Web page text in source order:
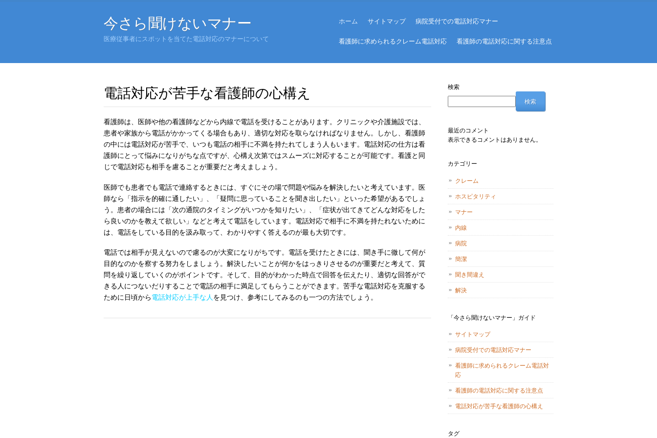
今さら聞けないマナー
医療従事者にスポットを当てた電話対応のマナーについて
Skip to content
ホーム サイトマップ 病院受付での電話対応マナー
看護師に求められるクレーム電話対応 看護師の電話対応に関する注意点
電話対応が苦手な看護師の心構え
看護師は、医師や他の看護師などから内線で電話を受けることがあります。クリニックや介護施設では、
患者や家族から電話がかかってくる場合もあり、適切な対応を取らなければなりません。しかし、看護師
の中には電話対応が苦手で、いつも電話の相手に不満を持たれてしまう人もいます。電話対応の仕方は看
護師にとって悩みになりがちな点ですが、心構え次第ではスムーズに対応することが可能です。看護と同
じで電話対応も相手を慮ることが重要だと考えましょう。
医師でも患者でも電話で連絡するときには、すぐにその場で問題や悩みを解決したいと考えています。医
師なら「指示を的確に通したい」、「疑問に思っていることを聞き出したい」といった希望があるでしょ
う。患者の場合には「次の通院のタイミングがいつかを知りたい」、「症状が出てきてどんな対応をした
ら良いのかを教えて欲しい」などと考えて電話をしています。電話対応で相手に不満を持たれないために
は、電話をしている目的を汲み取って、わかりやすく答えるのが最も大切です。
電話では相手が見えないので慮るのが大変になりがちです。電話を受けたときには、聞き手に徹して何が
目的なのかを察する努力をしましょう。解決したいことが何かをはっきりさせるのが重要だと考えて、質
問を繰り返していくのがポイントです。そして、目的がわかった時点で回答を伝えたり、適切な回答がで
きる人につないだりすることで電話の相手に満足してもらうことができます。苦手な電話対応を克服する
ために日頃から電話対応が上手な人を見つけ、参考にしてみるのも一つの方法でしょう。
検索
検索
最近のコメント
表示できるコメントはありません。
カテゴリー
クレーム
ホスピタリティ
マナー
内線
病院
簡潔
聞き間違え
解決
「今さら聞けないマナー」ガイド
サイトマップ
病院受付での電話対応マナー
看護師に求められるクレーム電話対
応
看護師の電話対応に関する注意点
電話対応が苦手な看護師の心構え
タグ